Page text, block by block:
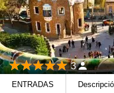
3
ENTRADAS